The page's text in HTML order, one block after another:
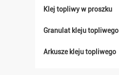
Klej topliwy w proszku
Granulat kleju topliwego
Arkusze kleju topliwego